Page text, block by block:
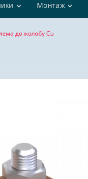
Монтаж
до жолобу Cu